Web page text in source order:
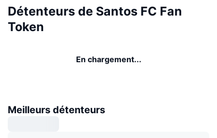
Détenteurs de Santos FC Fan
Token
En chargement...
Meilleurs détenteurs